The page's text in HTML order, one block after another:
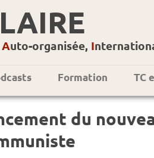
Auto-organisée, I
Formation TC
du